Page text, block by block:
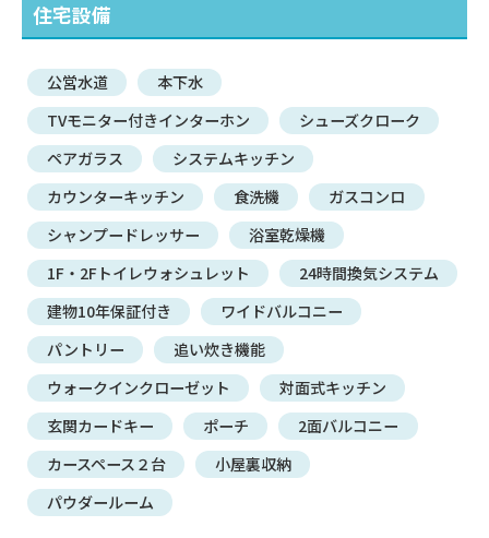
住宅設備
公営水道
本下水
TVモニター付きインターホン
シューズクローク
ペアガラス
システムキッチン
カウンターキッチン
食洗機
ガスコンロ
シャンプードレッサー
浴室乾燥機
1F・2Fトイレウォシュレット
24時間換気システム
建物10年保証付き
ワイドバルコニー
パントリー
追い炊き機能
ウォークインクローゼット
対面式キッチン
玄関カードキー
ポーチ
2面バルコニー
カースペース２台
小屋裏収納
パウダールーム